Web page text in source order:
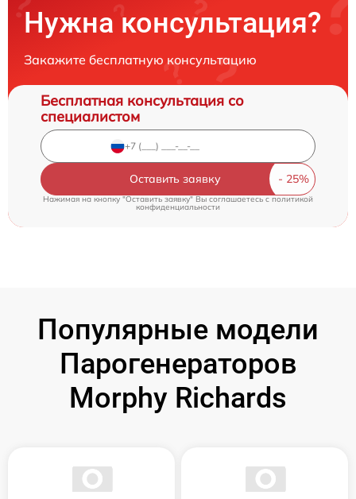
Нужна консультация?
Закажите бесплатную консультацию
Бесплатная консультация со
специалистом
Оставить заявку
Нажимая на кнопку "Оставить заявку" Вы соглашаетесь cполитикой
конфиденциальности
Популярные модели
Парогенераторов
Morphy Richards